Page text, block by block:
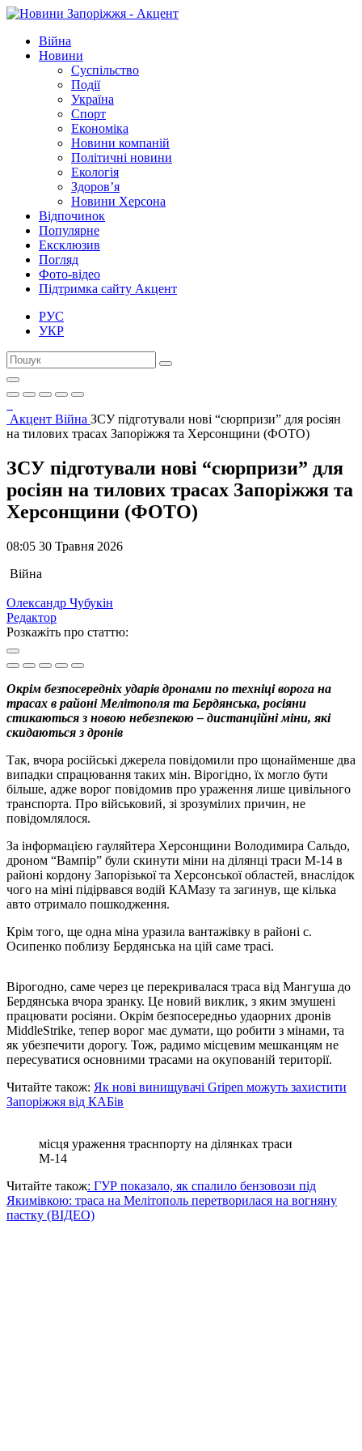
Війна
Новини
Суспільство
Події
Україна
Спорт
Економіка
Новини компаній
Політичні новини
Екологія
Здоров’я
Новини Херсона
Відпочинок
Популярне
Ексклюзив
Погляд
Фото-відео
Підтримка сайту Акцент
РУС
УКР
Акцент Війна ЗСУ підготували нові “сюрпризи” для росіян
на тилових трасах Запоріжжя та Херсонщини (ФОТО)
ЗСУ підготували нові “сюрпризи” для
росіян на тилових трасах Запоріжжя та
Херсонщини (ФОТО)
08:05 30 Травня 2026
Війна
Олександр Чубукін
Редактор
Розкажіть про статтю:
Окрім безпосередніх ударів дронами по техніці ворога на
трасах в районі Мелітополя та Бердянська, росіяни
стикаються з новою небезпекою – дистанційні міни, які
скидаються з дронів
Так, вчора російські джерела повідомили про щонайменше два
випадки спрацювання таких мін. Вірогідно, їх могло бути
більше, адже ворог повідомив про ураження лише цивільного
транспорта. Про військовий, зі зрозумілих причин, не
повідомлялося.
За інформацією гауляйтера Херсонщини Володимира Сальдо,
дроном “Вампір” були скинути міни на ділянці траси М-14 в
районі кордону Запорізької та Херсонської областей, внаслідок
чого на міні підірвався водій КАМазу та загинув, ще кілька
авто отримало пошкодження.
Крім того, ще одна міна уразила вантажівку в районі с.
Осипенко поблизу Бердянська на цій саме трасі.
Вірогодно, саме через це перекривалася траса від Мангуша до
Бердянська вчора зранку. Це новий виклик, з яким змушені
працювати росіяни. Окрім безпосередньо удаорних дронів
MiddleStrike, тепер ворог має думати, що робити з мінами, та
як убезпечити дорогу. Тож, радимо місцевим мешканцям не
пересуватися основними трасами на окупованій території.
Читайте також: Як нові винищувачі Gripen можуть захистити
Запоріжжя від КАБів
місця ураження траснпорту на ділянках траси
М-14
Читайте також: ГУР показало, як спалило бензовози під
Якимівкою: траса на Мелітополь перетворилася на вогняну
пастку (ВІДЕО)